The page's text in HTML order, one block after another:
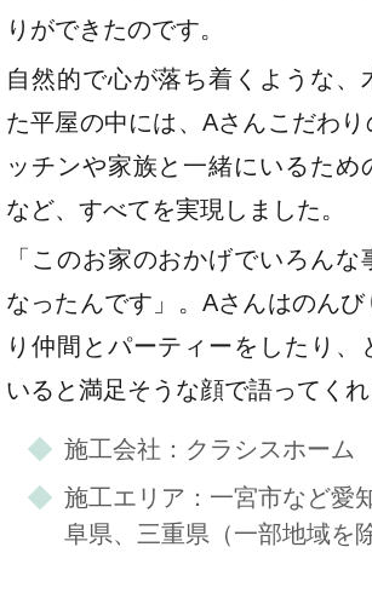
りができたのです。
自然的で心が落ち着くような、
た平屋の中には、Aさんこだわ
ッチンや家族と一緒にいるため
など、すべてを実現しました。
「このお家のおかげでいろんな
なったんです」。Aさんはのん
り仲間とパーティーをしたり、
いると満足そうな顔で語ってくれ
施工会社：クラシスホーム
施工エリア：一宮市など愛
阜県、三重県（一部地域を